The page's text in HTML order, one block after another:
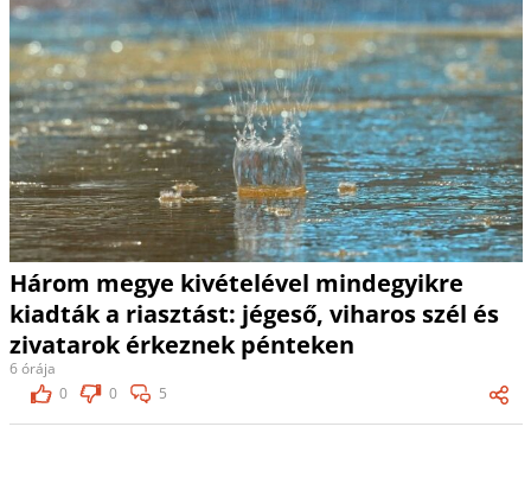
Három megye kivételével mindegyikre
kiadták a riasztást: jégeső, viharos szél és
zivatarok érkeznek pénteken
6 órája
0
0 5